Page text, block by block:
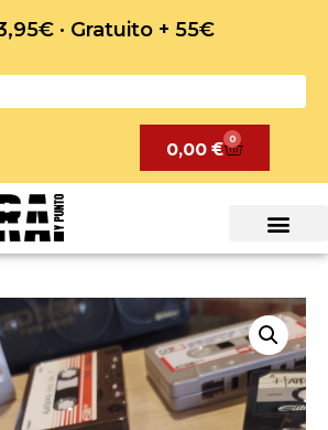
· Gratuito + 55€
0,00€ 0